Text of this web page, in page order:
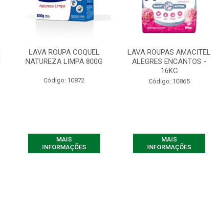
LAVA ROUPA COQUEL
NATUREZA LIMPA 800G
Código: 10872
MAIS
INFORMAÇÕES
LAVA ROUPAS AMACITEL
ALEGRES ENCANTOS -
16KG
Código: 10865
MAIS
INFORMAÇÕES